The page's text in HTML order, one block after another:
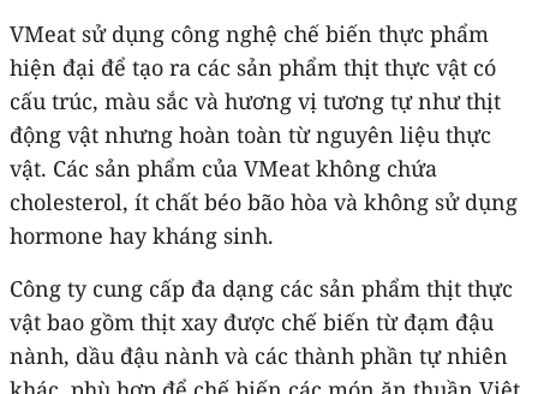
VMeat sử dụng công nghệ chế biến thực phẩm
hiện đại để tạo ra các sản phẩm thịt thực vật có
cấu trúc, màu sắc và hương vị tương tự như thịt
động vật nhưng hoàn toàn từ nguyên liệu thực
vật. Các sản phẩm của VMeat không chứa
cholesterol, ít chất béo bão hòa và không sử dụng
hormone hay kháng sinh.
Công ty cung cấp đa dạng các sản phẩm thịt thực
vật bao gồm thịt xay được chế biến từ đạm đậu
nành, dầu đậu nành và các thành phần tự nhiên